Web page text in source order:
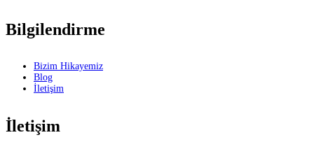
Bilgilendirme
Bizim Hikayemiz
Blog
İletişim
İletişim